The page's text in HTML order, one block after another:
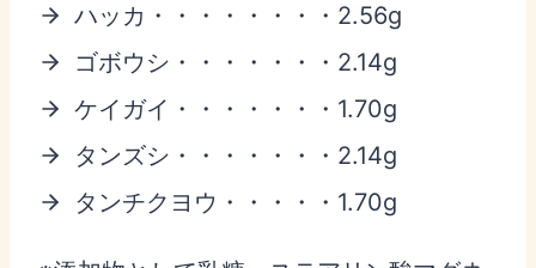
ハッカ・・・・・・・・2.56g
ゴボウシ・・・・・・・2.14g
ケイガイ・・・・・・・1.70g
タンズシ・・・・・・・2.14g
タンチクヨウ・・・・・1.70g